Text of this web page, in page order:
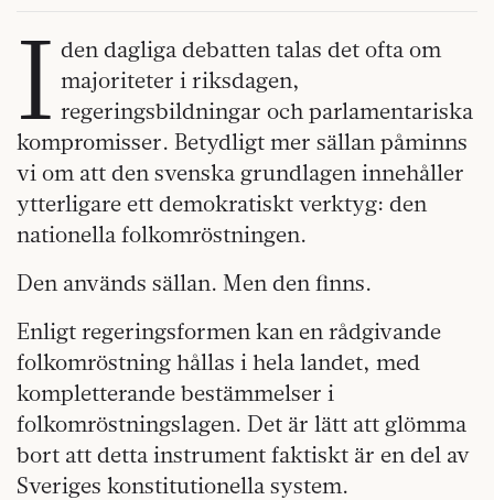
I den dagliga debatten talas det ofta om
majoriteter i riksdagen,
regeringsbildningar och parlamentariska
kompromisser. Betydligt mer sällan påminns
vi om att den svenska grundlagen innehåller
ytterligare ett demokratiskt verktyg: den
nationella folkomröstningen.
Den används sällan. Men den finns.
Enligt regeringsformen kan en rådgivande
folkomröstning hållas i hela landet, med
kompletterande bestämmelser i
folkomröstningslagen. Det är lätt att glömma
bort att detta instrument faktiskt är en del av
Sveriges konstitutionella system.